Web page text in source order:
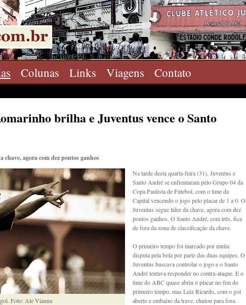
Colunas Links Viagens Contato
brilha e Juventus vence o Santo
chave, agora com dez pontos ganhos
Foto: Ale Vianna
Na tarde desta quarta-feira (31), Juventus e
Santo André se enfrentaram pelo Grupo 04 da
Copa Paulista de Futebol, com o time da
Capital vencendo o jogo pelo placar de 1 a 0. O
Juventus segue líder da chave, agora com dez
pontos ganhos. O Santo André, com três, fica
de fora da zona de classificação da chave.
O primeiro tempo foi marcado por muita
disputa pela bola por parte das duas equipes. O
Juventus buscava controlar o jogo e o Santo
André tentava responder no contra-ataque. E o
time do ABC quase abriu o placar no fim do
primeiro tempo, mas Luiz Ricardo, com o gol
aberto e embaixo da trave, chutou para fora.